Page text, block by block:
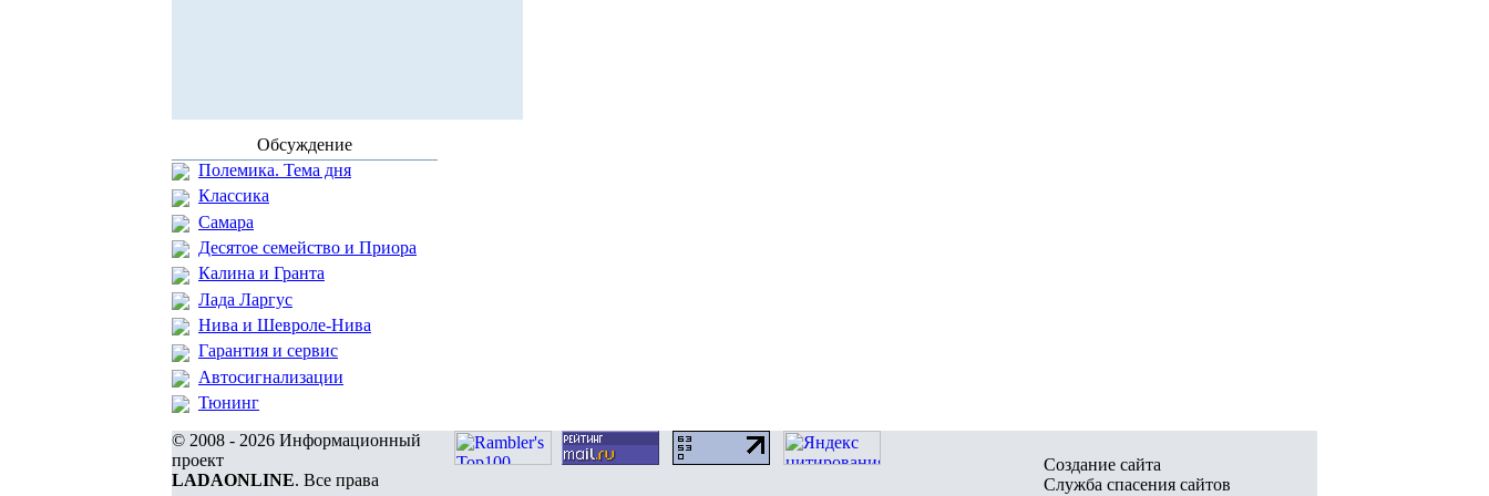
Обсуждение
Полемика. Тема дня
Классика
Самара
Десятое семейство и Приора
Калина и Гранта
Лада Ларгус
Нива и Шевроле-Нива
Гарантия и сервис
Автосигнализации
Тюнинг
© 2008 - 2026 Информационный
проект
LADAONLINE. Все права
Создание сайта
Служба спасения сайтов